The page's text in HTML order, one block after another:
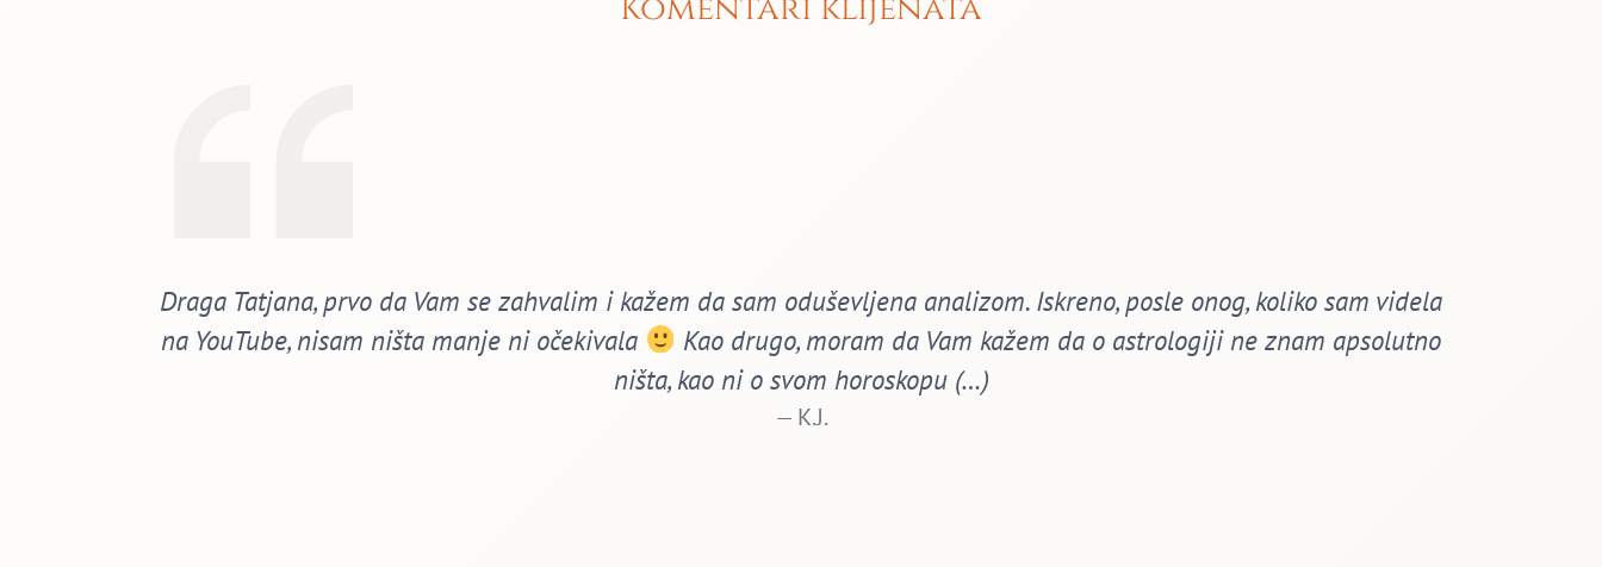
Komentari klijenata
Draga Tatjana, prvo da Vam se zahvalim i kažem da sam oduševljena analizom. Iskreno, posle onog, koliko sam videla
na YouTube, nisam ništa manje ni očekivala
Kao drugo, moram da Vam kažem da o astrologiji ne znam apsolutno
ništa, kao ni o svom horoskopu (…)
K.J.